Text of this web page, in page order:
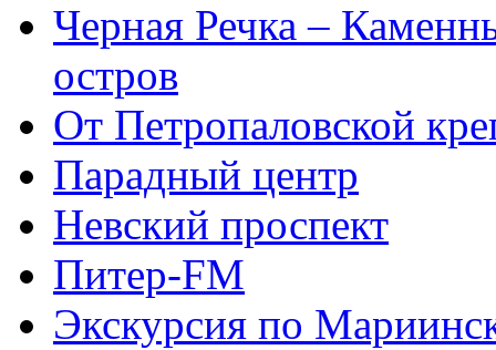
Черная Речка –
остров
От Петропаловской
Парадный центр
Невский проспект
Питер-FM
Экскурсия по